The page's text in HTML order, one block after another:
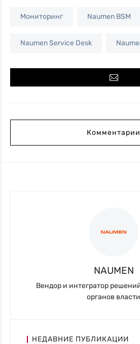
Мониторинг Naumen BSM
Naumen Service Desk
Комментарии
NAUMEN
Вендор и интегратор
органов власти
НЕДАВНИЕ ПУБЛИКАЦИИ